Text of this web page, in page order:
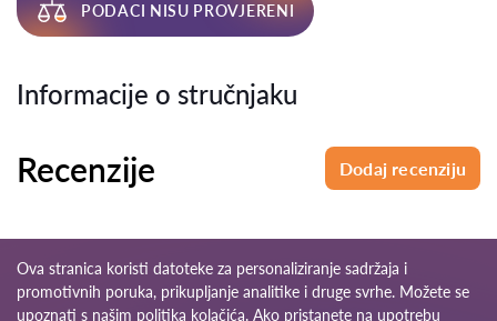
PODACI NISU PROVJERENI
Informacije o stručnjaku
Recenzije Dodaj recenziju
Ova stranica koristi datoteke za personaliziranje sadržaja i
promotivnih poruka, prikupljanje analitike i druge svrhe. Možete se
upoznati s našim politika kolačića. Ako pristanete na upotrebu